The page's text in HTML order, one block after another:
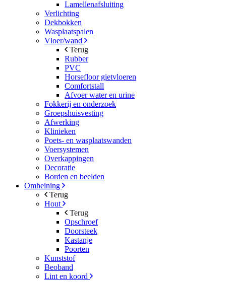
Lamellenafsluiting
Verlichting
Dekbokken
Wasplaatspalen
Vloer/wand
Terug
Rubber
PVC
Horsefloor gietvloeren
Comfortstall
Afvoer water en urine
Fokkerij en onderzoek
Groepshuisvesting
Afwerking
Klinieken
Poets- en wasplaatswanden
Voersystemen
Overkappingen
Decoratie
Borden en beelden
Omheining
Terug
Hout
Terug
Opschroef
Doorsteek
Kastanje
Poorten
Kunststof
Beoband
Lint en koord